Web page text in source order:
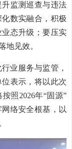
监测巡查与违法
数实融合，积极
态升级；要压实
地见效。
业服务与监管，
表示，将以此次
照2026年“固源”
络安全根基，以